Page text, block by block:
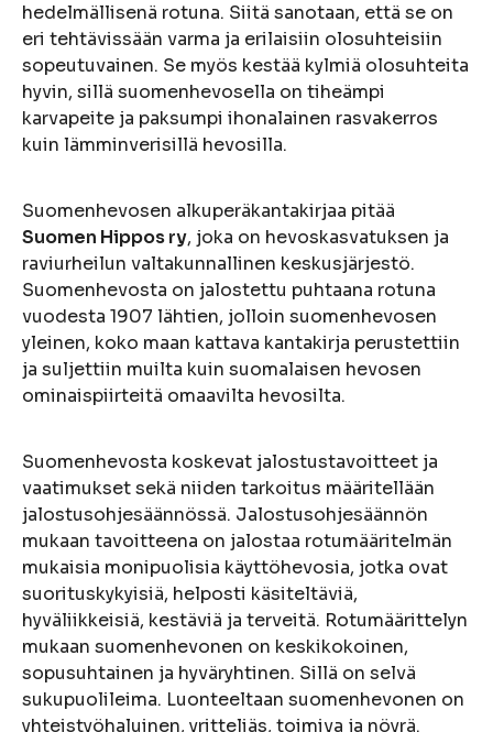
hedelmällisenä rotuna. Siitä sanotaan, että se on
eri tehtävissään varma ja erilaisiin olosuhteisiin
sopeutuvainen. Se myös kestää kylmiä olosuhteita
hyvin, sillä suomenhevosella on tiheämpi
karvapeite ja paksumpi ihonalainen rasvakerros
kuin lämminverisillä hevosilla.
Suomenhevosen alkuperäkantakirjaa pitää
Suomen Hippos ry, joka on hevoskasvatuksen ja
raviurheilun valtakunnallinen keskusjärjestö.
Suomenhevosta on jalostettu puhtaana rotuna
vuodesta 1907 lähtien, jolloin suomenhevosen
yleinen, koko maan kattava kantakirja perustettiin
ja suljettiin muilta kuin suomalaisen hevosen
ominaispiirteitä omaavilta hevosilta.
Suomenhevosta koskevat jalostustavoitteet ja
vaatimukset sekä niiden tarkoitus määritellään
jalostusohjesäännössä. Jalostusohjesäännön
mukaan tavoitteena on jalostaa rotumääritelmän
mukaisia monipuolisia käyttöhevosia, jotka ovat
suorituskykyisiä, helposti käsiteltäviä,
hyväliikkeisiä, kestäviä ja terveitä. Rotumäärittelyn
mukaan suomenhevonen on keskikokoinen,
sopusuhtainen ja hyväryhtinen. Sillä on selvä
sukupuolileima. Luonteeltaan suomenhevonen on
yhteistyöhaluinen, yritteliäs, toimiva ja nöyrä.